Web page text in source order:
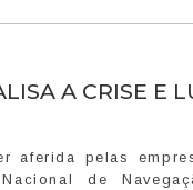
A CRISE E
aferida pelas
de